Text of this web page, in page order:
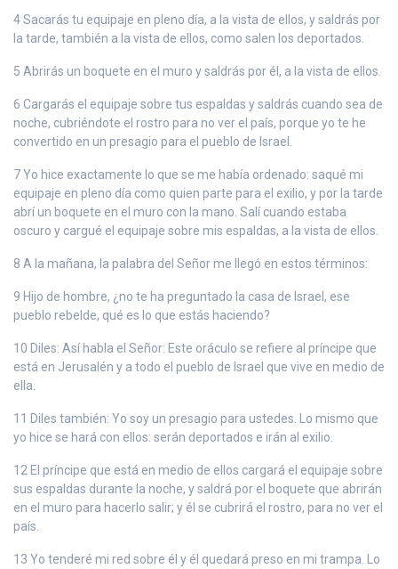
4 Sacarás tu equipaje en pleno día, a la vista de ellos, y saldrás por
la tarde, también a la vista de ellos, como salen los deportados.
5 Abrirás un boquete en el muro y saldrás por él, a la vista de ellos.
6 Cargarás el equipaje sobre tus espaldas y saldrás cuando sea de
noche, cubriéndote el rostro para no ver el país, porque yo te he
convertido en un presagio para el pueblo de Israel.
7 Yo hice exactamente lo que se me había ordenado: saqué mi
equipaje en pleno día como quien parte para el exilio, y por la tarde
abrí un boquete en el muro con la mano. Salí cuando estaba
oscuro y cargué el equipaje sobre mis espaldas, a la vista de ellos.
8 A la mañana, la palabra del Señor me llegó en estos términos:
9 Hijo de hombre, ¿no te ha preguntado la casa de Israel, ese
pueblo rebelde, qué es lo que estás haciendo?
10 Diles: Así habla el Señor: Este oráculo se refiere al príncipe que
está en Jerusalén y a todo el pueblo de Israel que vive en medio de
ella.
11 Diles también: Yo soy un presagio para ustedes. Lo mismo que
yo hice se hará con ellos: serán deportados e irán al exilio.
12 El príncipe que está en medio de ellos cargará el equipaje sobre
sus espaldas durante la noche, y saldrá por el boquete que abrirán
en el muro para hacerlo salir; y él se cubrirá el rostro, para no ver el
país.
13 Yo tenderé mi red sobre él y él quedará preso en mi trampa. Lo